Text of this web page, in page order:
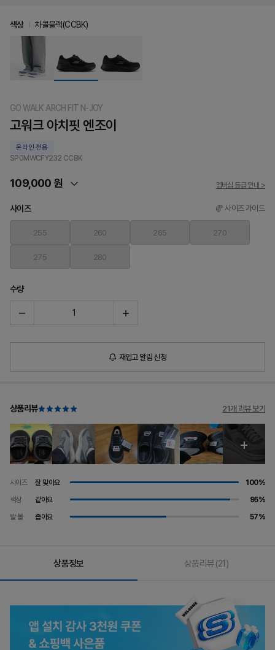
GO WALK ARCH FIT N-JOY
고워크 아치핏 엔조이
온라인 전용
SP0MWCFY232 CCBK
109,000 원 멤버십 등급 안내 >
색상 차콜블랙(CCBK)
사이즈 사이즈 가이드
255 260 265 270
275 280
수량
재입고 알림 신청
상품리뷰 21개 리뷰 보기
사이즈 잘 맞아요
100%
색상
같아요
95%
발 볼
좁아요 57%
상품정보 상품리뷰(21)